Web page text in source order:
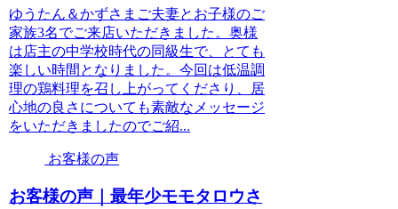
ゆうたん＆かずさまご夫妻とお子様のご
家族3名でご来店いただきました。奥様
は店主の中学校時代の同級生で、とても
楽しい時間となりました。今回は低温調
理の鶏料理を召し上がってくださり、居
心地の良さについても素敵なメッセージ
をいただきましたのでご紹...
お客様の声
お客様の声｜最年少モモタロウさ